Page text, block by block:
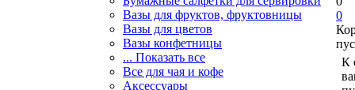
Вазы для фруктов, фруктовницы
Вазы для цветов
Вазы конфетницы
... Показать все
Все для чая и кофе
Аксессуары
0
К